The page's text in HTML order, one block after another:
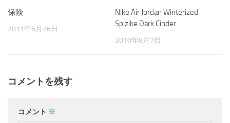
保険
2011年6月26日
Nike Air Jordan Winterized
Spizike Dark Cinder
2010年8月7日
コメントを残す
コメント ※